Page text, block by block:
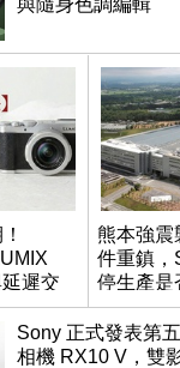
與隨身色調編輯
遲交
熊本強震
件重鎮，
停生產是
機？
Sony 正式發表第
相機 RX10 V，雙